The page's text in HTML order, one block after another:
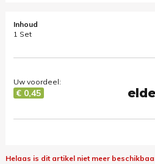
Inhoud
1 Set
Uw voordeel:
€ 0,45
Helaas is dit artikel niet meer